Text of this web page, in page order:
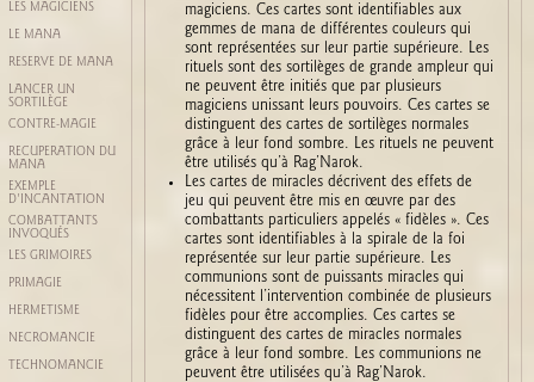
LES MAGICIENS
LE MANA
RÉSERVE DE MANA
LANCER UN
SORTILÈGE
CONTRE-MAGIE
RÉCUPÉRATION DU
MANA
EXEMPLE
D'INCANTATION
COMBATTANTS
INVOQUÉS
LES GRIMOIRES
PRIMAGIE
HERMÉTISME
NÉCROMANCIE
TECHNOMANCIE
magiciens. Ces cartes sont identifiables aux
gemmes de mana de différentes couleurs qui
sont représentées sur leur partie supérieure. Les
rituels sont des sortilèges de grande ampleur qui
ne peuvent être initiés que par plusieurs
magiciens unissant leurs pouvoirs. Ces cartes se
distinguent des cartes de sortilèges normales
grâce à leur fond sombre. Les rituels ne peuvent
être utilisés qu’à Rag’Narok.
Les cartes de miracles décrivent des effets de
jeu qui peuvent être mis en œuvre par des
combattants particuliers appelés « fidèles ». Ces
cartes sont identifiables à la spirale de la foi
représentée sur leur partie supérieure. Les
communions sont de puissants miracles qui
nécessitent l’intervention combinée de plusieurs
fidèles pour être accomplies. Ces cartes se
distinguent des cartes de miracles normales
grâce à leur fond sombre. Les communions ne
peuvent être utilisées qu’à Rag’Narok.